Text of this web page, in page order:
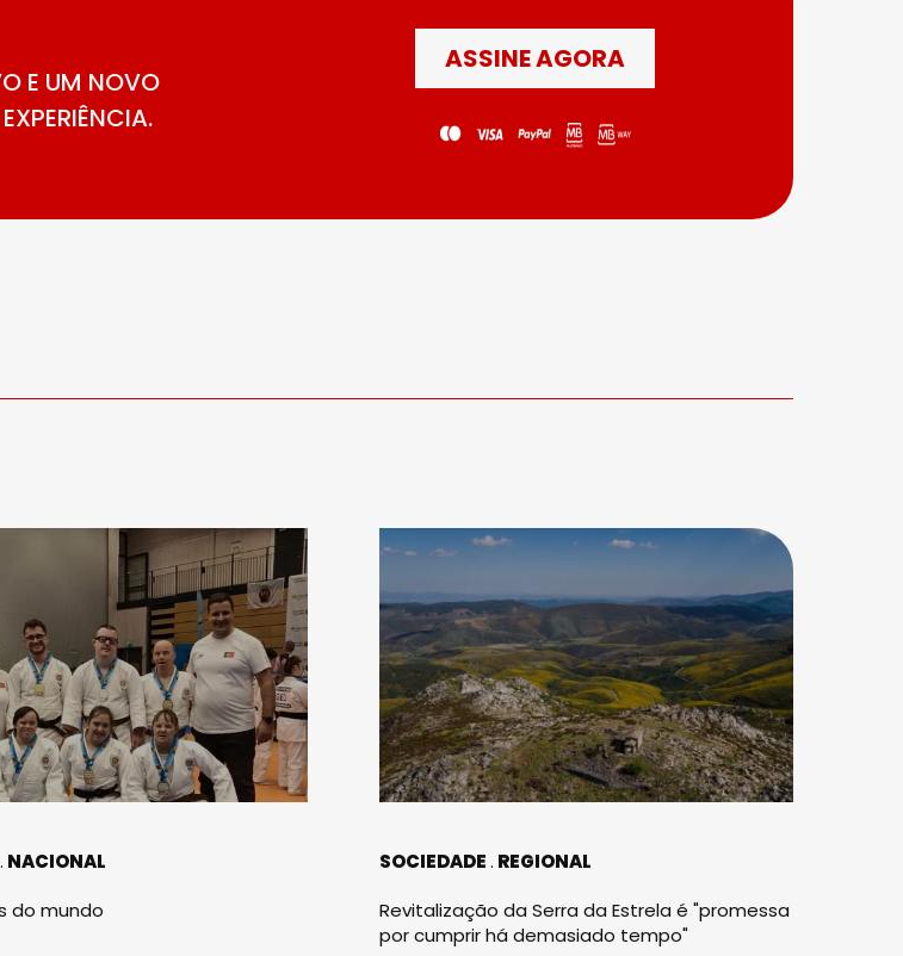
E UM NOVO
ASSINE AGORA
NACIONAL
do mundo
SOCIEDADE REGIONAL
Revitalização da Serra da Estrela é "promessa
por cumprir há demasiado tempo"